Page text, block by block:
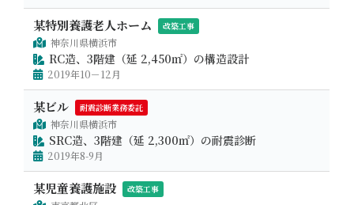
某特別養護老人ホーム 改築工事
神奈川県横浜市
RC造、3階建（延 2,450㎡）の構造設計
2019年10－12月
某ビル 耐震診断業務委託
神奈川県横浜市
SRC造、3階建（延 2,300㎡）の耐震診断
2019年8-9月
某児童養護施設 改築工事